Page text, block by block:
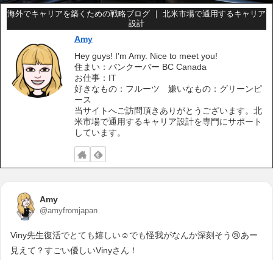
海外でキャリアを築くための戦略ブログ ｜ 北米市場で通用するキャリア
設計
Amy
Hey guys! I'm Amy. Nice to meet you!
住まい：バンクーバー BC Canada
お仕事：IT
好きなもの：フルーツ 嫌いなもの：グリーンピ
ース
当サイトへご訪問頂きありがとうございます。北
米市場で通用するキャリア設計を専門にサポート
しています。
Amy
@amyfromjapan
Viny先生復活でとても嬉しい☺️でも怪我がなんか深刻そう😢あー
見えて？すごい優しいVinyさん！